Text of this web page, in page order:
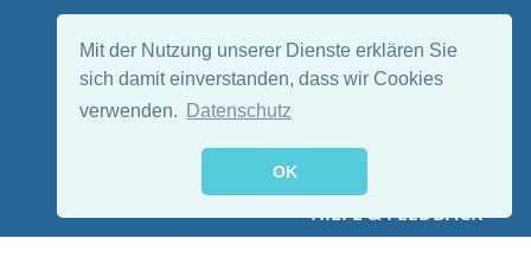
Mit der Nutzung unserer Dienste erklären Sie
sich damit einverstanden, dass wir Cookies
verwenden.
Datenschutz
OK
HILFE & FEEDBACK
EN